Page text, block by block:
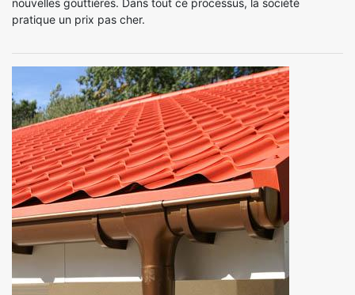
pratique un prix pas cher.